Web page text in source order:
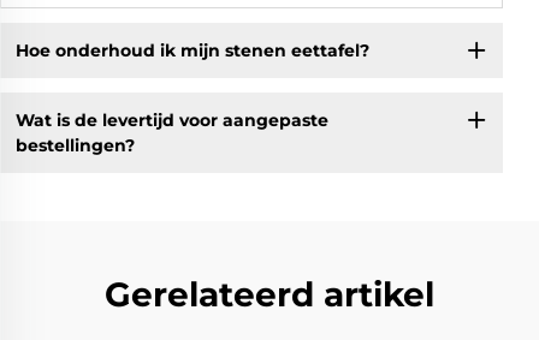
Hoe onderhoud ik mijn stenen eettafel?
Wat is de levertijd voor aangepaste
bestellingen?
Gerelateerd artikel